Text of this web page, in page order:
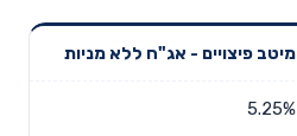
תשואה
דמי ניהול
מיטב פיצויים - אג"ח ללא מניות
5.25%